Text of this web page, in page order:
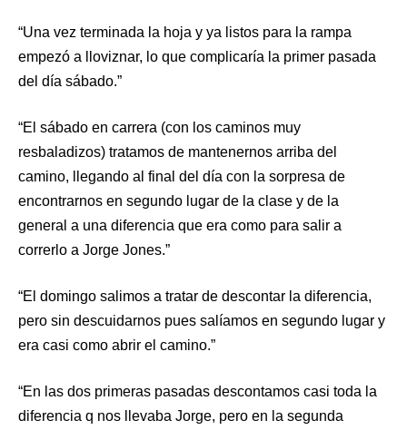
“Una vez terminada la hoja y ya listos para la rampa
empezó a lloviznar, lo que complicaría la primer pasada
del día sábado.”
“El sábado en carrera (con los caminos muy
resbaladizos) tratamos de mantenernos arriba del
camino, llegando al final del día con la sorpresa de
encontrarnos en segundo lugar de la clase y de la
general a una diferencia que era como para salir a
correrlo a Jorge Jones.”
“El domingo salimos a tratar de descontar la diferencia,
pero sin descuidarnos pues salíamos en segundo lugar y
era casi como abrir el camino.”
“En las dos primeras pasadas descontamos casi toda la
diferencia q nos llevaba Jorge, pero en la segunda